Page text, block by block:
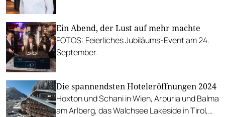
Ein Abend, der Lust auf mehr machte
FOTOS: Feierliches Jubiläums-Event am 24.
September.
Die spannendsten Hoteleröffnungen 2024
Hoxton und Schani in Wien, Arpuria und Balma
am Arlberg, das Walchsee Lakeside in Tirol,